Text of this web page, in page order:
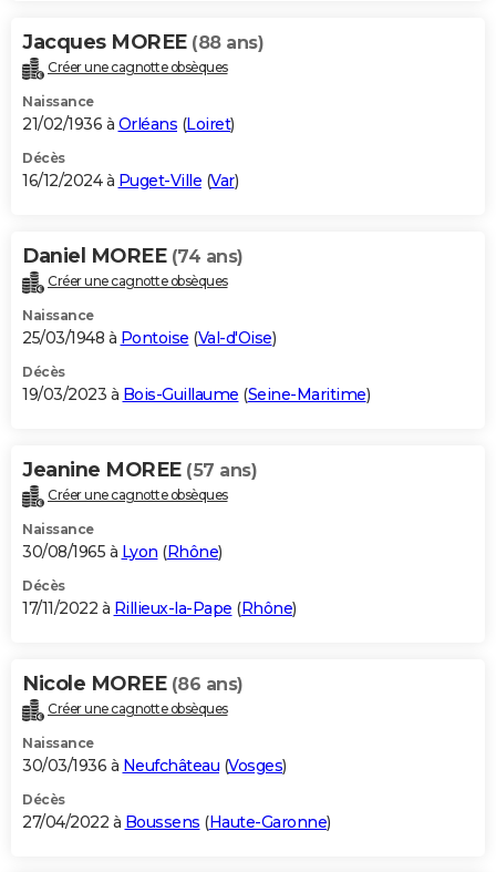
Jacques MOREE (88 ans)
Créer une cagnotte obsèques
Naissance
21/02/1936 à Orléans (Loiret)
Décès
16/12/2024 à Puget-Ville (Var)
Daniel MOREE (74 ans)
Créer une cagnotte obsèques
Naissance
25/03/1948 à Pontoise (Val-d'Oise)
Décès
19/03/2023 à Bois-Guillaume (Seine-Maritime)
Jeanine MOREE (57 ans)
Créer une cagnotte obsèques
Naissance
30/08/1965 à Lyon (Rhône)
Décès
17/11/2022 à Rillieux-la-Pape (Rhône)
Nicole MOREE (86 ans)
Créer une cagnotte obsèques
Naissance
30/03/1936 à Neufchâteau (Vosges)
Décès
27/04/2022 à Boussens (Haute-Garonne)